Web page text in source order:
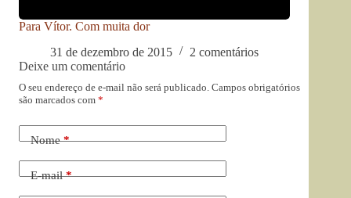
Para Vítor. Com muita dor
31 de dezembro de 2015
2 comentários
Deixe um comentário
O seu endereço de e-mail não será publicado. Campos obrigatórios
são marcados com *
Nome*
E-mail*